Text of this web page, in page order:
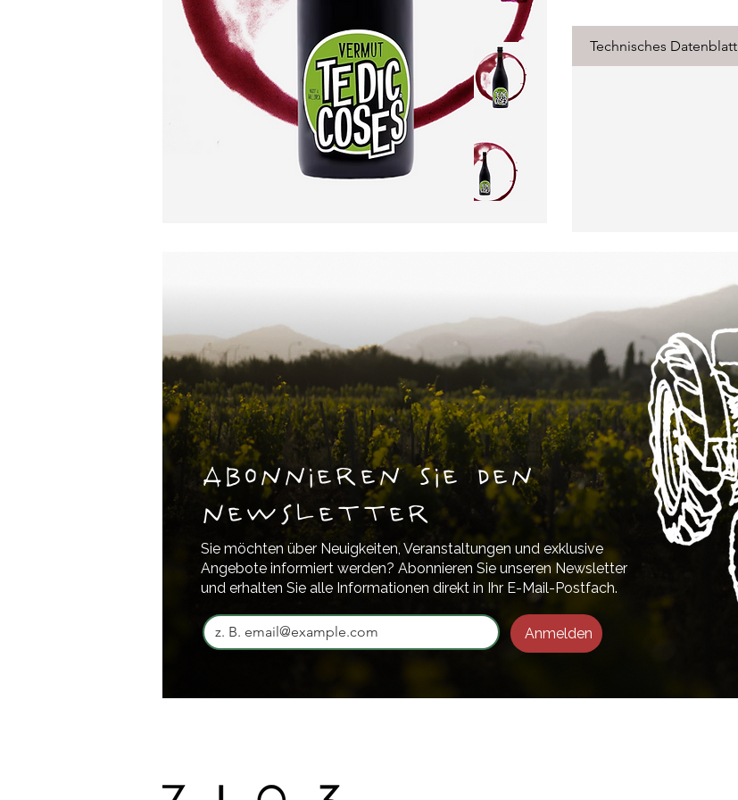
Technisches Datenblatt
Abonnieren Sie den
Newsletter
Sie möchten über Neuigkeiten, Veranstaltungen und exklusive
Angebote informiert werden? Abonnieren Sie unseren Newsletter
und erhalten Sie alle Informationen direkt in Ihr E-Mail-Postfach.
Anmelden